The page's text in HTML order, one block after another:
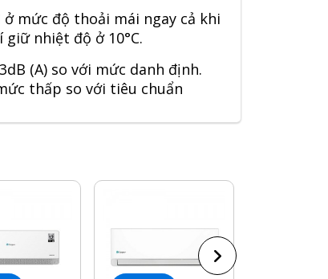
mức độ thoải mái ngay cả khi
nhiệt độ ở 10°C.
(A) so với mức danh định.
thấp so với tiêu chuẩn